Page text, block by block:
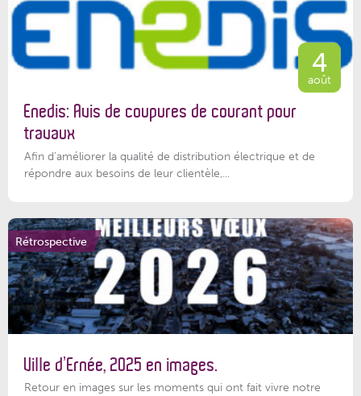
4
août
Enedis: Avis de coupures de courant pour
travaux
Afin d’améliorer la qualité de distribution électrique et de
répondre aux besoins de leur clientèle,...
Rétrospective
Ville d’Ernée, 2025 en images.
Retour en images sur les moments qui ont fait vivre notre